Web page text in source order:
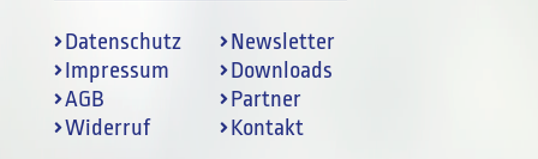
Datenschutz
Impressum
AGB
Widerruf
Newsletter
Downloads
Partner
Kontakt